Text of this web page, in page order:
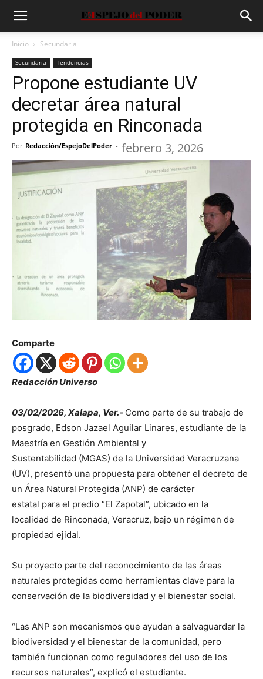
Inicio Secundaria
Secundaria Tendencias
Propone estudiante UV
decretar área natural
protegida en Rinconada
Por Redacción/EspejoDelPoder - febrero 3, 2026
Comparte
Redacción Universo
03/02/2026, Xalapa, Ver.- Como parte de su trabajo de
posgrado, Edson Jazael Aguilar Linares, estudiante de la
Maestría en Gestión Ambiental y
Sustentabilidad (MGAS) de la Universidad Veracruzana
(UV), presentó una propuesta para obtener el decreto de
un Área Natural Protegida (ANP) de carácter
estatal para el predio “El Zapotal”, ubicado en la
localidad de Rinconada, Veracruz, bajo un régimen de
propiedad ejidal.
Su proyecto parte del reconocimiento de las áreas
naturales protegidas como herramientas clave para la
conservación de la biodiversidad y el bienestar social.
“Las ANP son mecanismos que ayudan a salvaguardar la
biodiversidad y el bienestar de la comunidad, pero
también funcionan como reguladores del uso de los
recursos naturales”, explicó el estudiante.